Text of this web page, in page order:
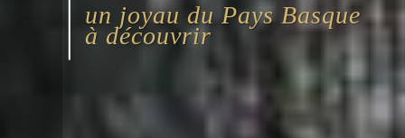
un joyau du Pays Basque
à découvrir